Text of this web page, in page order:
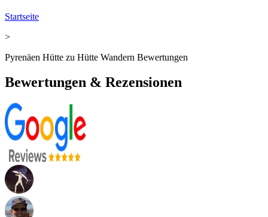
Startseite
>
Pyrenäen Hütte zu Hütte Wandern Bewertungen
Bewertungen & Rezensionen